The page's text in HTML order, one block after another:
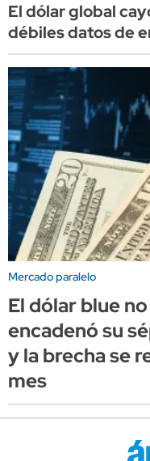
El dólar global
débiles datos de
Mercado paralelo
El dólar blue
encadenó su
y la brecha se
mes